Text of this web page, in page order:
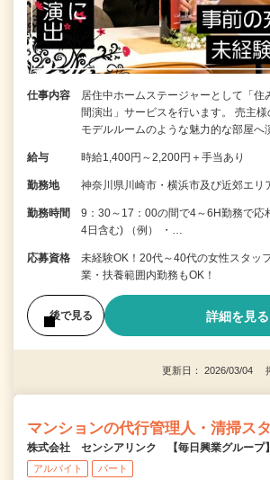
仕事内容
居住中ホームステージャーとして「住
間演出」サービスを行います。 売主様
モデルルームのような魅力的な部屋
給与 時給1,400円～2,200円＋手当あり
勤務地 神奈川県川崎市・横浜市及び近郊エ
勤務時間
9：30～17：00の間で4～6H勤務で応
4日含む) （例） ・…
応募資格
未経験OK！20代～40代の女性スタッ
業・扶養範囲内勤務もOK！
後で見る 詳細を見る
更新日： 2026/03/04
マンションの代行管理人・清掃ス
株式会社 センシアリンク 【毎日興業グループ】
アルバイト パート